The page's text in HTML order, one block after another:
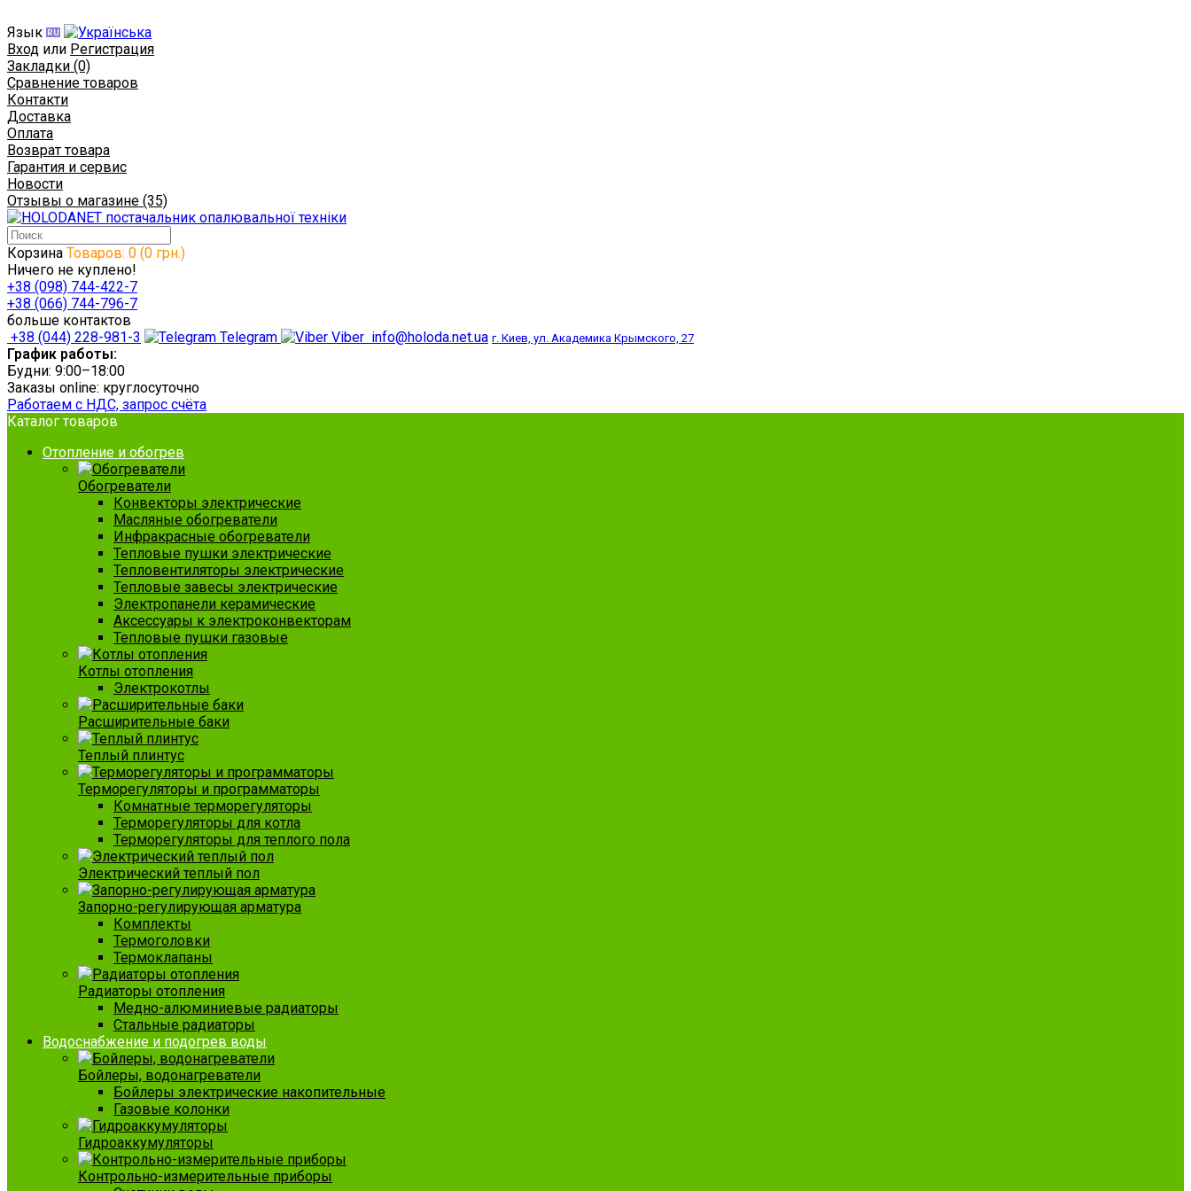
Язык
Вход или Регистрация
Закладки (0)
Сравнение товаров
Контакти
Доставка
Оплата
Возврат товара
Гарантия и сервис
Новости
Отзывы о магазине (35)
Корзина Товаров: 0 (0 грн.)
Ничего не куплено!
+38 (098) 744-422-7
+38 (066) 744-796-7
больше контактов
+38 (044) 228-981-3
Telegram Viber info@holoda.net.ua г. Киев, ул. Академика Крымского, 27
График работы:
Будни: 9:00–18:00
Заказы online: круглосуточно
Работаем с НДС, запрос счёта
Каталог товаров
Отопление и обогрев
Обогреватели
Конвекторы электрические
Масляные обогреватели
Инфракрасные обогреватели
Тепловые пушки электрические
Тепловентиляторы электрические
Тепловые завесы электрические
Электропанели керамические
Аксессуары к электроконвекторам
Тепловые пушки газовые
Котлы отопления
Электрокотлы
Расширительные баки
Теплый плинтус
Терморегуляторы и программаторы
Комнатные терморегуляторы
Терморегуляторы для котла
Терморегуляторы для теплого пола
Электрический теплый пол
Запорно-регулирующая арматура
Комплекты
Термоголовки
Термоклапаны
Радиаторы отопления
Медно-алюминиевые радиаторы
Стальные радиаторы
Водоснабжение и подогрев воды
Бойлеры, водонагреватели
Бойлеры электрические накопительные
Газовые колонки
Гидроаккумуляторы
Контрольно-измерительные приборы